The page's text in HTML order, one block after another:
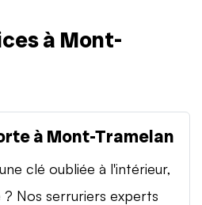
à Mont-
à Mont-Tramelan
clé oubliée à l'intérieur,
Nos serruriers experts